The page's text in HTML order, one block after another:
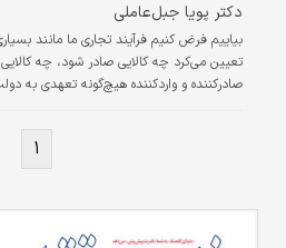
همچنین
بانکی به
دکتر پویا جبل‌عاملی
بیاییم فرض کنیم فرآیند تجاری ما مانند
تعیین می‌کرد چه کالایی صادر شود، چه کالایی
صادر‌کننده و وارد‌کننده هیچ‌‌گونه تعهدی به
وضعیت فقط یک نرخ در بازار تعیین می‌شد و
بود و صادر‌کننده هم به همان نرخ ارز خود را
۱